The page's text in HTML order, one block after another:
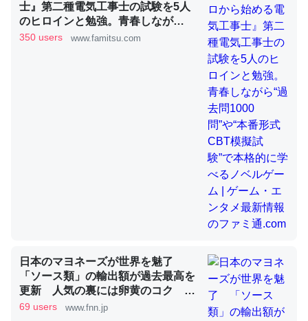
コオロギのカルシウム分はエビの600分の1程度。
─ニュース :: 【研究発表】昆虫学の大問題＝「昆虫はなぜ海にいな
いのか」に関する新仮説
論文では「淡水はカルシウムも酸素も不足してて両方に不
利だから両方が拮抗してるのでは」とあって面白い。海に
いる鋏角類（カブトガニ・ウミグモ）はカルシウムを使わ
ずキチンを強化してる筈だが、酵素が違うのか？
─ニュース :: 【研究発表】昆虫学の大問題＝「昆虫はなぜ海にいな
これを元に考えるとカルシウムを大量に使う脊椎動物と貝
類は苦労してるんだな…。腹足類だと殻を無くしてナメク
士』第二種電気工事士の試験を5人
のヒロインと勉強。青春しなが
ら“過去問1000問”や“本番形式CBT
350 users www.famitsu.com
日本のマヨネーズが世界を魅了
「ソース類」の輸出額が過去最高を
更新 人気の裏には卵黄のコク ア
メリカでは“日本風”が誕生｜FNNプ
69 users www.fnn.jp